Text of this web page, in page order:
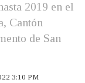
2019 en el
Cantón
de San
3:10 PM